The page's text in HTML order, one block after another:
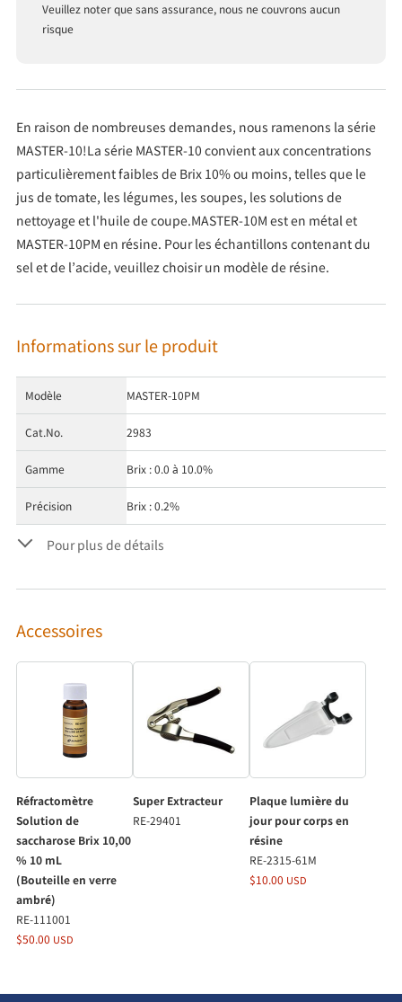
Veuillez noter que sans assurance, nous ne couvrons aucun
risque
En raison de nombreuses demandes, nous ramenons la série
MASTER-10!La série MASTER-10 convient aux concentrations
particulièrement faibles de Brix 10% ou moins, telles que le
jus de tomate, les légumes, les soupes, les solutions de
nettoyage et l'huile de coupe.MASTER-10M est en métal et
MASTER-10PM en résine. Pour les échantillons contenant du
sel et de l’acide, veuillez choisir un modèle de résine.
Informations sur le produit
Modèle MASTER-10PM
Cat.No. 2983
Gamme Brix : 0.0 à 10.0%
Précision Brix : 0.2%
Pour plus de détails
Accessoires
Réfractomètre
Solution de
saccharose Brix 10,00
% 10 mL
(Bouteille en verre
ambré)
RE-111001
$50.00 USD
Super Extracteur
RE-29401
Plaque lumière du
jour pour corps en
résine
RE-2315-61M
$10.00 USD